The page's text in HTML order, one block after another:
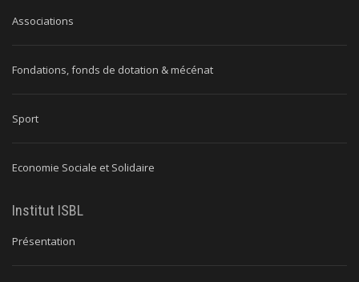
Associations
Fondations, fonds de dotation & mécénat
Sport
Economie Sociale et Solidaire
Institut ISBL
Présentation